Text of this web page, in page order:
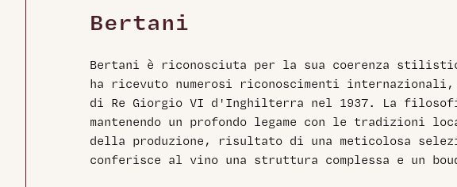
Bertani
Bertani è riconosciuta per la sua coerenza
ha ricevuto numerosi riconoscimenti
di Re Giorgio VI d'Inghilterra nel 1937. La
mantenendo un profondo legame con le
della produzione, risultato di una meticolosa
conferisce al vino una struttura complessa e un